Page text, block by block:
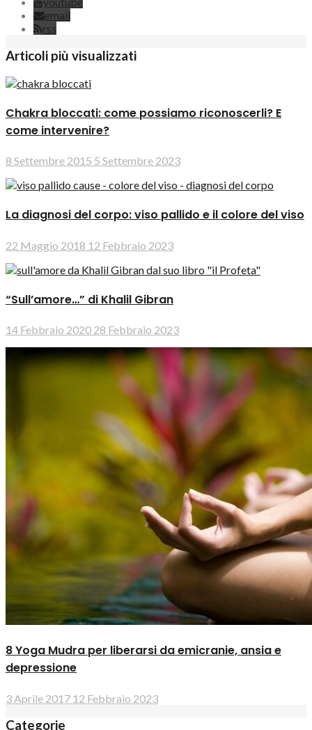
email
rss
Articoli più visualizzati
Chakra bloccati: come possiamo riconoscerli? E
come intervenire?
8 Settembre 2015 5 Settembre 2023
La diagnosi del corpo: viso pallido e il colore del viso
22 Maggio 2018 12 Febbraio 2023
“Sull’amore…” di Khalil Gibran
14 Febbraio 2020 28 Febbraio 2023
8 Yoga Mudra per liberarsi da emicranie, ansia e
depressione
3 Aprile 2017 12 Febbraio 2023
Categorie